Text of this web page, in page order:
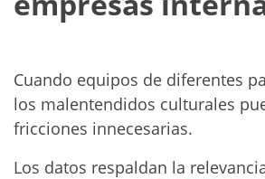
Cuando equipos de diferentes
los malentendidos culturales
fricciones innecesarias.
Los datos respaldan la